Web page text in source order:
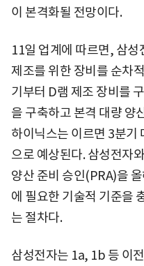
이 본격화될 전망이다.
11일 업계에 따르면, 삼
제조를 위한 장비를 순차
기부터 D램 제조 장비를
을 구축하고 본격 대량 양
하이닉스는 이르면 3분기
으로 예상된다. 삼성전자
양산 준비 승인(PRA)을
에 필요한 기술적 기준을
는 절차다.
삼성전자는 1a, 1b 등 이